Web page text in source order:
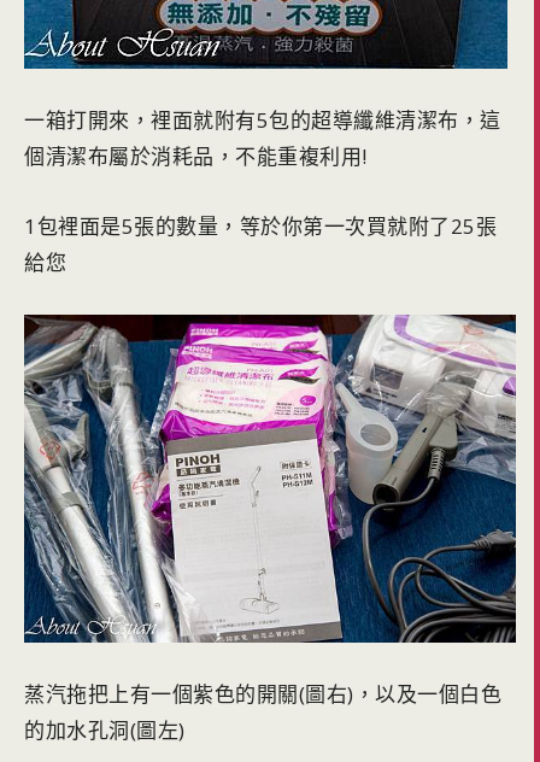
一箱打開來，裡面就附有5包的超導纖維清潔布，這
個清潔布屬於消耗品，不能重複利用!
1包裡面是5張的數量，等於你第一次買就附了25張
給您
蒸汽拖把上有一個紫色的開關(圖右)，以及一個白色
的加水孔洞(圖左)